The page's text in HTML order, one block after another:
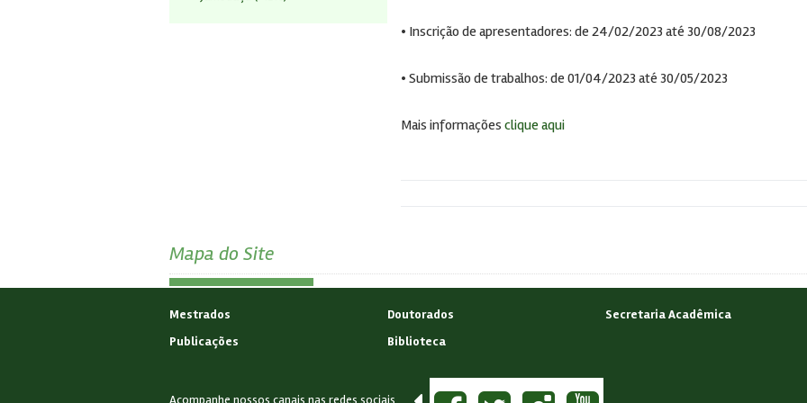
• Inscrição de apresentadores: de 24/02/2023 até 30/08/2023
• Submissão de trabalhos: de 01/04/2023 até 30/05/2023
Mais informações clique aqui
Mapa do Site
Mestrados Doutorados Secretaria Acadêmica
Publicações
Biblioteca